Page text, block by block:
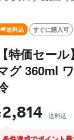
送料込 すぐに購入可
【特価セー
グ 360ml
2,814 送料込